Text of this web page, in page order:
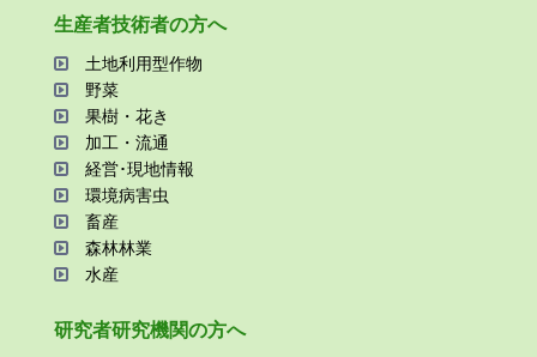
⽣産者技術者の⽅へ
⼟地利⽤型作物
野菜
果樹・花き
加⼯・流通
経営･現地情報
環境病害⾍
畜産
森林林業
⽔産
研究者研究機関の⽅へ